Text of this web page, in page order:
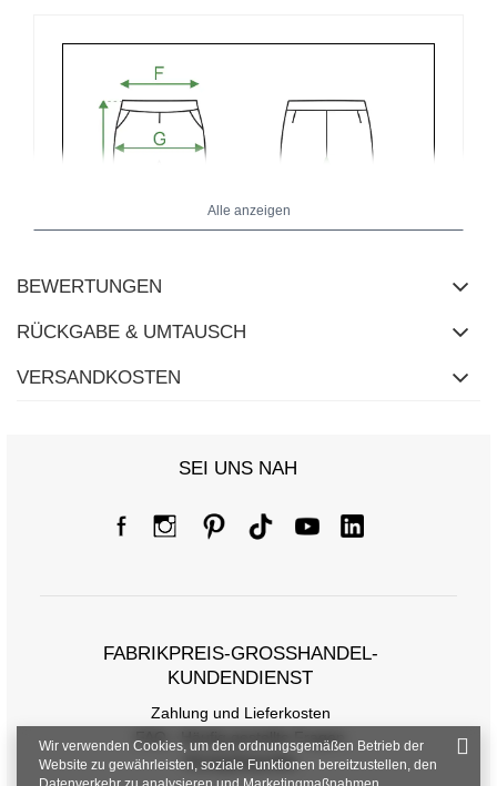
L XL
[H] Innenbeinlänge 65 65 66 67
Alle anzeigen
BEWERTUNGEN
RÜCKGABE & UMTAUSCH
VERSANDKOSTEN
SEI UNS NAH
FABRIKPREIS-GROSSHANDEL-K
UNDENDIENST
Zahlung und Lieferkosten
FAQ - Häufig gestellte Fragen
Rückgabepolitik
Wir verwenden Cookies, um den ordnungsgemäßen Betrieb der
Website zu gewährleisten, soziale Funktionen bereitzustellen, den